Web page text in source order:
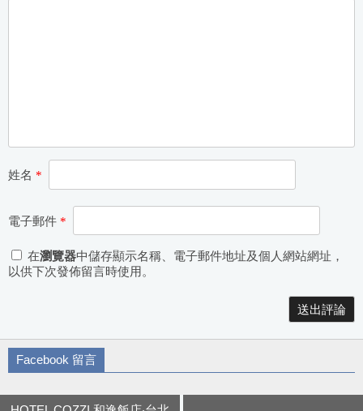
姓名 *
電子郵件 *
在瀏覽器中儲存顯示名稱、電子郵件地址及個人網站網址，
以供下次發佈留言時使用。
Facebook 留言